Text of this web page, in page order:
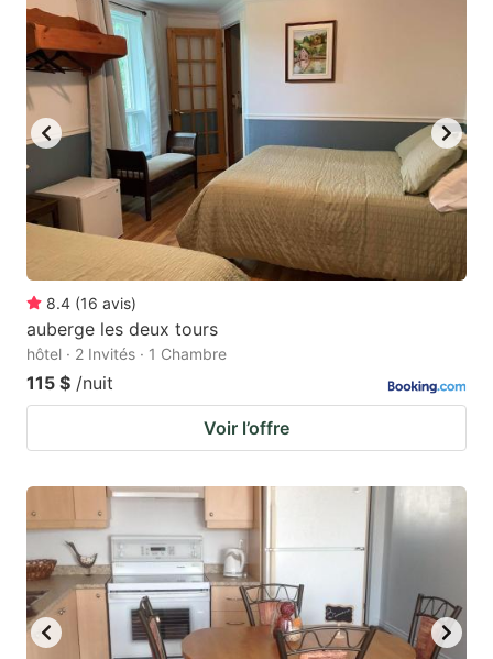
8.4 (16 avis)
auberge les deux tours
hôtel · 2 Invités · 1 Chambre
115 $ /nuit
Voir l’offre